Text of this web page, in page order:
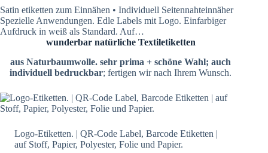
Satin etiketten zum Einnähen • Individuell Seitennahteinnäher
Spezielle Anwendungen. Edle Labels mit Logo. Einfarbiger
Aufdruck in weiß als Standard. Auf…
wunderbar natürliche Textiletiketten
aus Naturbaumwolle. sehr prima + schöne Wahl; auch
individuell bedruckbar; fertigen wir nach Ihrem Wunsch.
Logo-Etiketten. | QR-Code Label, Barcode Etiketten |
auf Stoff, Papier, Polyester, Folie und Papier.